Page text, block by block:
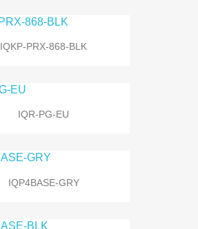
IQKP-PRX-868-BLK
IQR-PG-EU
IQP4BASE-GRY